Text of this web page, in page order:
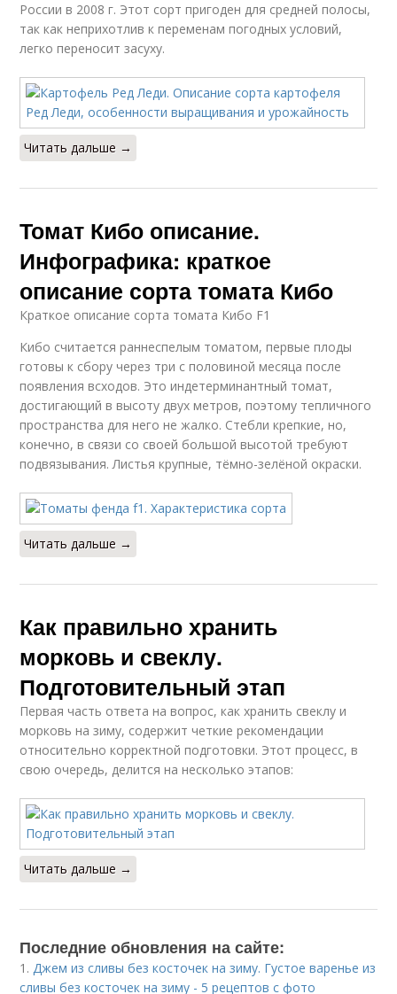
России в 2008 г. Этот сорт пригоден для средней полосы,
так как неприхотлив к переменам погодных условий,
легко переносит засуху.
Читать дальше →
Томат Кибо описание.
Инфографика: краткое
описание сорта томата Кибо
Краткое описание сорта томата Кибо F1
Кибо считается раннеспелым томатом, первые плоды
готовы к сбору через три с половиной месяца после
появления всходов. Это индетерминантный томат,
достигающий в высоту двух метров, поэтому тепличного
пространства для него не жалко. Стебли крепкие, но,
конечно, в связи со своей большой высотой требуют
подвязывания. Листья крупные, тёмно-зелёной окраски.
Читать дальше →
Как правильно хранить
морковь и свеклу.
Подготовительный этап
Первая часть ответа на вопрос, как хранить свеклу и
морковь на зиму, содержит четкие рекомендации
относительно корректной подготовки. Этот процесс, в
свою очередь, делится на несколько этапов:
Читать дальше →
Последние обновления на сайте:
1.Джем из сливы без косточек на зиму. Густое варенье из
сливы без косточек на зиму - 5 рецептов с фото